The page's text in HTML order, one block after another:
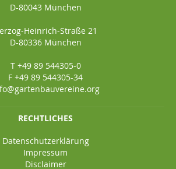
D-80043 München
Heinrich-Straße 21
D-80336 München
T +49 89 544305-0
F +49 89 544305-34
RECHTLICHES
Datenschutzerklärung
Impressum
Disclaimer